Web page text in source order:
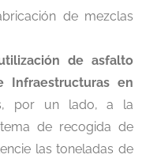
de mezclas
de asfalto
Infraestructuras en
por un lado, a la
de recogida de
las toneladas de